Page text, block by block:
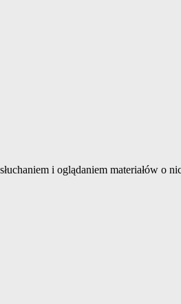
i oglądaniem materiałów o